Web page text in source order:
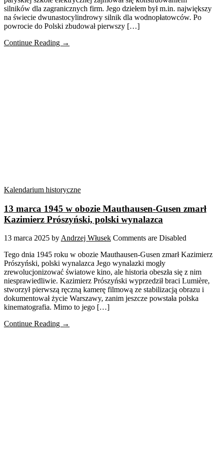
silników dla zagranicznych firm. Jego dziełem był m.in. największy
na świecie dwunastocylindrowy silnik dla wodnopłatowców. Po
powrocie do Polski zbudował pierwszy […]
Continue Reading →
Kalendarium historyczne
13 marca 1945 w obozie Mauthausen-Gusen zmarł
Kazimierz Prószyński, polski wynalazca
13 marca 2025 byAndrzej Włusek Comments are Disabled
Tego dnia 1945 roku w obozie Mauthausen-Gusen zmarł Kazimierz
Prószyński, polski wynalazca Jego wynalazki mogły
zrewolucjonizować światowe kino, ale historia obeszła się z nim
niesprawiedliwie. Kazimierz Prószyński wyprzedził braci Lumière,
stworzył pierwszą ręczną kamerę filmową ze stabilizacją obrazu i
dokumentował życie Warszawy, zanim jeszcze powstała polska
kinematografia. Mimo to jego […]
Continue Reading →